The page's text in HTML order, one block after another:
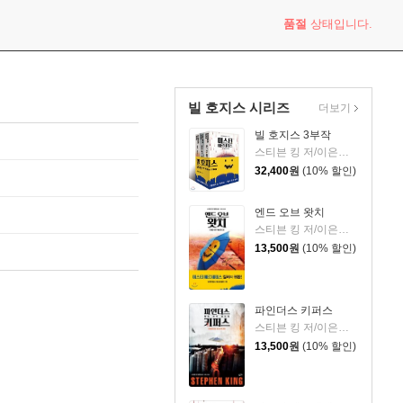
품절 상태입니다.
빌 호지스 시리즈
빌 호지스 3부작
스티븐 킹 저/이은선 저
32,400원 (10% 할인)
엔드 오브 왓치
13,500원 (10% 할인)
파인더스 키퍼스
스티븐 킹 저/이은선 저
13,500원 (10% 할인)
더보기